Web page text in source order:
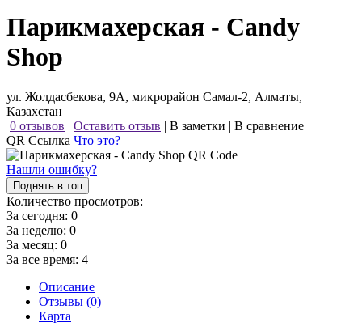
Парикмахерская - Candy
Shop
ул. Жолдасбекова, 9А, микрорайон Самал-2, Алматы,
Казахстан
0 отзывов | Оставить отзыв | В заметки | В сравнение
QR Ссылка Что это?
Нашли ошибку?
Поднять в топ
Количество просмотров:
За сегодня: 0
За неделю: 0
За месяц: 0
За все время: 4
Описание
Отзывы (0)
Карта